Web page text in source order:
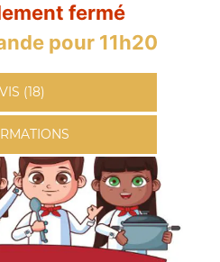
fermé
pour 11h20
(18)